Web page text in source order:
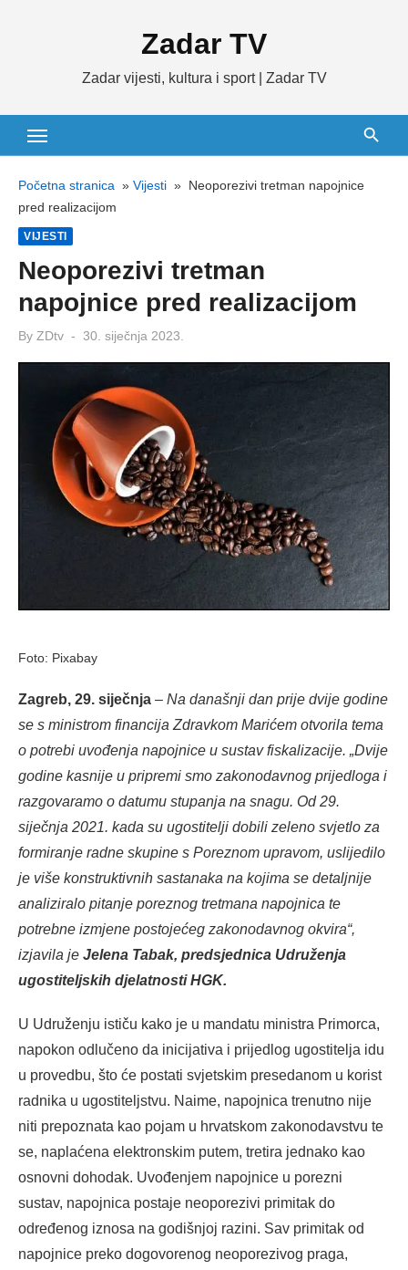
Zadar TV
Zadar vijesti, kultura i sport | Zadar TV
Početna stranica » Vijesti » Neoporezivi tretman napojnice
pred realizacijom
VIJESTI
Neoporezivi tretman
napojnice pred realizacijom
By ZDtv
Posted
30. siječnja 2023.
Foto: Pixabay
Zagreb, 29. siječnja – Na današnji dan prije dvije godine
se s ministrom financija Zdravkom Marićem otvorila tema
o potrebi uvođenja napojnice u sustav fiskalizacije. „Dvije
godine kasnije u pripremi smo zakonodavnog prijedloga i
razgovaramo o datumu stupanja na snagu. Od 29.
siječnja 2021. kada su ugostitelji dobili zeleno svjetlo za
formiranje radne skupine s Poreznom upravom, uslijedilo
je više konstruktivnih sastanaka na kojima se detaljnije
analiziralo pitanje poreznog tretmana napojnica te
potrebne izmjene postojećeg zakonodavnog okvira“,
izjavila je Jelena Tabak, predsjednica Udruženja
ugostiteljskih djelatnosti HGK.
U Udruženju ističu kako je u mandatu ministra Primorca,
napokon odlučeno da inicijativa i prijedlog ugostitelja idu
u provedbu, što će postati svjetskim presedanom u korist
radnika u ugostiteljstvu. Naime, napojnica trenutno nije
niti prepoznata kao pojam u hrvatskom zakonodavstvu te
se, naplaćena elektronskim putem, tretira jednako kao
osnovni dohodak. Uvođenjem napojnice u porezni
sustav, napojnica postaje neoporezivi primitak do
određenog iznosa na godišnjoj razini. Sav primitak od
napojnice preko dogovorenog neoporezivog praga,